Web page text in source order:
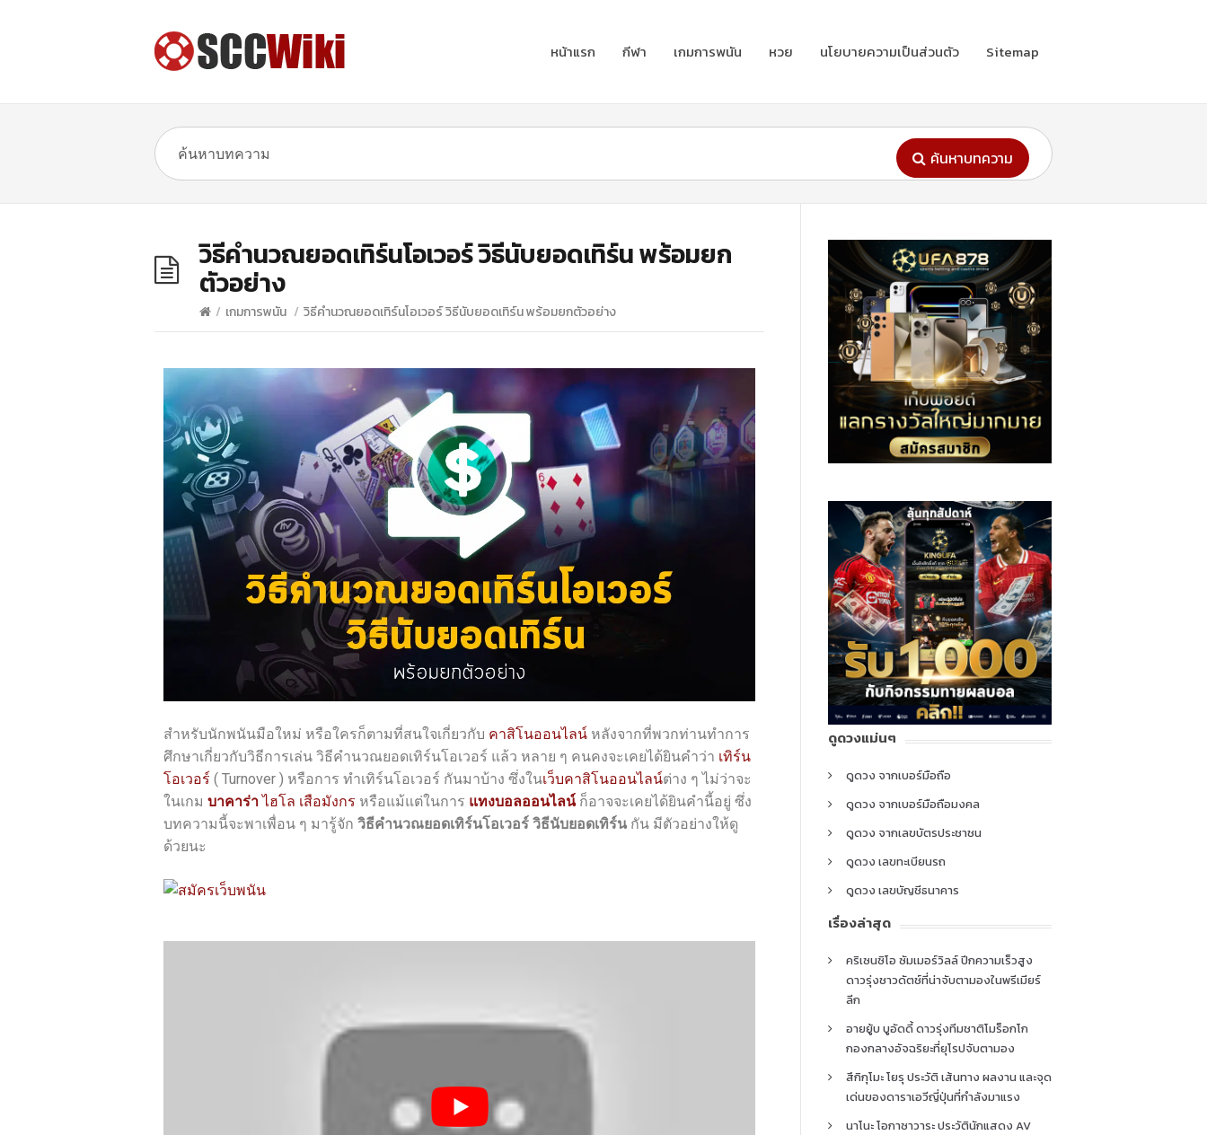
หน้าแรก กีฬา เกมการพนัน หวย นโยบายความเป็นส่วนตัว Sitemap
ค้นหาบทความ
วิธีคำนวณยอดเทิร์นโอเวอร์ วิธีนับยอดเทิร์น พร้อมยก
ตัวอย่าง
/ เกมการพนัน / วิธีคำนวณยอดเทิร์นโอเวอร์ วิธีนับยอดเทิร์น พร้อมยกตัวอย่าง
สำหรับนักพนันมือใหม่ หรือใครก็ตามที่สนใจเกี่ยวกับ คาสิโนออนไลน์ หลังจากที่พวกท่านทำการ
ศึกษาเกี่ยวกับวิธีการเล่น วิธีคำนวณยอดเทิร์นโอเวอร์ แล้ว หลาย ๆ คนคงจะเคยได้ยินคำว่า เทิร์น
โอเวอร์ ( Turnover ) หรือการ ทำเทิร์นโอเวอร์ กันมาบ้าง ซึ่งในเว็บคาสิโนออนไลน์ต่าง ๆ ไม่ว่าจะ
ในเกม บาคาร่า ไฮโล เสือมังกร หรือแม้แต่ในการ แทงบอลออนไลน์ก็อาจจะเคยได้ยินคำนี้อยู่ ซึ่ง
บทความนี้จะพาเพื่อน ๆ มารู้จัก วิธีคำนวณยอดเทิร์นโอเวอร์ วิธีนับยอดเทิร์น กัน มีตัวอย่างให้ดู
ด้วยนะ
ดูดวงแม่นๆ
ดูดวง จากเบอร์มือถือ
ดูดวง จากเบอร์มือถือมงคล
ดูดวง จากเลขบัตรประชาชน
ดูดวง เลขทะเบียนรถ
ดูดวง เลขบัญชีธนาคาร
เรื่องล่าสุด
คริเซนซิโอ ซัมเมอร์วิลล์ ปีกความเร็วสูง
ดาวรุ่งชาวดัตช์ที่น่าจับตามองในพรีเมียร์
ลีก
อายยู้บ บูอัดดี้ ดาวรุ่งทีมชาติโมร็อกโก
กองกลางอัจฉริยะที่ยุโรปจับตามอง
สึกิกุโมะ โยรุ ประวัติ เส้นทาง ผลงาน และจุด
เด่นของดาราเอวีญี่ปุ่นที่กำลังมาแรง
นาโนะ โอกาซาวาระ ประวัตินักแสดง AV